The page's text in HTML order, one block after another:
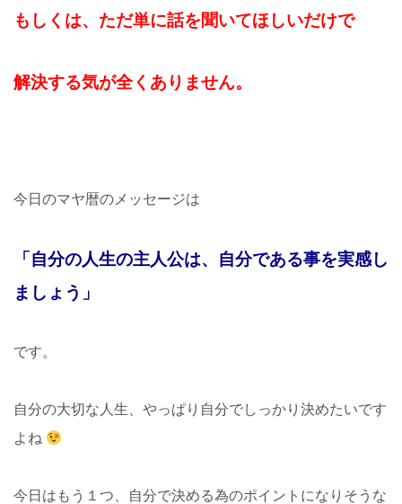
もしくは、ただ単に話を聞いてほしいだけで
解決する気が全くありません。
今日のマヤ暦のメッセージは
「自分の人生の主人公は、自分である事を実感し
ましょう」
です。
自分の大切な人生、やっぱり自分でしっかり決めたいです
よね
今日はもう１つ、自分で決める為のポイントになりそうな